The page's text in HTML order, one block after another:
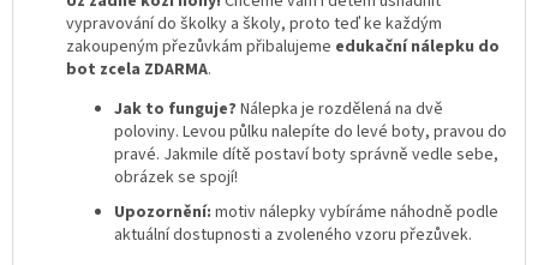
vypravování do školky a školy, proto teď ke každým
zakoupeným přezůvkám přibalujeme edukační nálepku do
bot zcela ZDARMA.
Jak to funguje? Nálepka je rozdělená na dvě
poloviny. Levou půlku nalepíte do levé boty, pravou do
pravé. Jakmile dítě postaví boty správně vedle sebe,
obrázek se spojí!
Upozornění: motiv nálepky vybíráme náhodně podle
aktuální dostupnosti a zvoleného vzoru přezůvek.